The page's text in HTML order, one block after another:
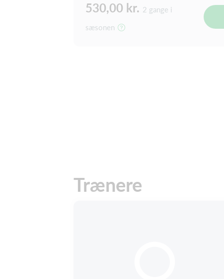
530,00 kr. 2 gange i
sæsonen
Trænere